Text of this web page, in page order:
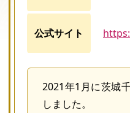
公式サイト
2021年1月に茨城
しました。